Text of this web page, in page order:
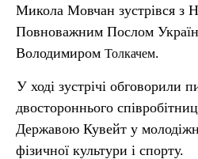
Микола Мовчан зустрівся з
Повноважним Послом
Володимиром Толкачем.
У ході зустрічі обговорили
двостороннього
Державою Кувейт у
фізичної культури і спорту.